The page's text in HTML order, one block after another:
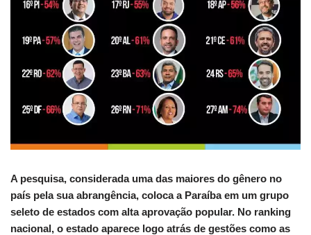
A pesquisa, considerada uma das maiores do gênero no
país pela sua abrangência, coloca a Paraíba em um grupo
seleto de estados com alta aprovação popular. No ranking
nacional, o estado aparece logo atrás de gestões como as